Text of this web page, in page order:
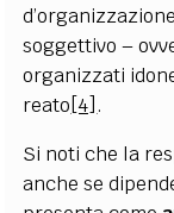
soggettivo –
organizzati
reato[4] .
Si noti che la
anche se